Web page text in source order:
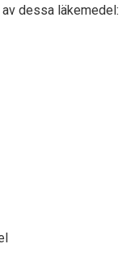
dessa läkemedel: